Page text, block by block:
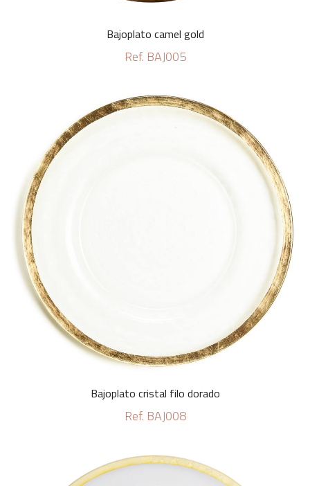
Bajoplato camel gold
Ref. BAJ005
Bajoplato cristal filo dorado
Ref. BAJ008